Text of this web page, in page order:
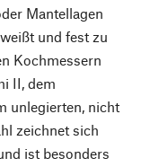
Mantellagen
und fest zu
Kochmessern
II, dem
unlegierten, nicht
zeichnet sich
ist besonders